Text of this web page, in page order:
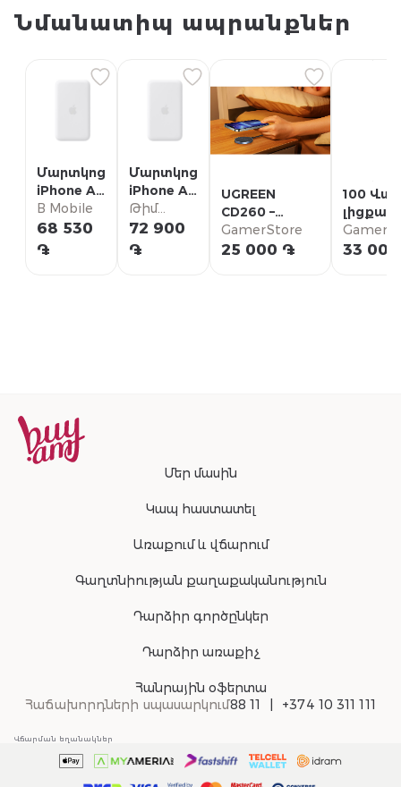
Նմանատիպ ապրանքներ
Մարտկոց
iPhone Air
MagSafe
Battery,
Model
B Mobile
68 530
֏
Մարտկոց
iPhone Air
MagSafe
Battery,
Model
Թիմ
Տելեկոմ
Արմենիա
72 900
֏
UGREEN
CD260 –
Մագնիսական
Անլար
GamerStore
25 000 ֏
100 Վտ
33
Մեր մասին
Կապ հաստատել
Առաքում և վճարում
Գաղտնիության քաղաքականություն
Դարձիր գործընկեր
Դարձիր առաքիչ
Հանրային օֆերտա
Հաճախորդների սպասարկում88 11 +374 10 311 111
Վճարման եղանակներ